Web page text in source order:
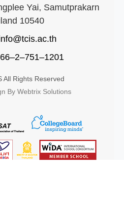
Yai, Samutprakarn
10540
All Rights Reserved
By Webtrix Solutions